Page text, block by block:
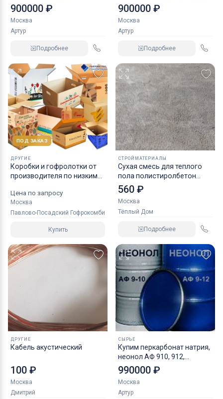
железный купорос,
пеногаситель и прочие
неликвиды
900000 ₽
Москва
Артур
Подробнее
титана и прочую химию
900000 ₽
Москва
Артур
Подробнее
ПОД ЗАКАЗ
ДРУГИЕ
Коробки и гофролотки от
производителя по низким
Цена по запросу
Москва
Павлово-Посадский Гофрокомбинат
Купить
СТРОЙМАТЕРИАЛЫ
Cухая смесь для теплого
пола полистиролбетон
теплобетон
560 ₽
Москва
Тёплый Дом
Подробнее
ДРУГИЕ
Кабель акустический
100 ₽
Москва
Дмитрий
СЫРЬЕ
Купим перкарбонат натрия,
неонол АФ 910, 912,
аммоний хлористый и
прочую химию
990000 ₽
Москва
Артур